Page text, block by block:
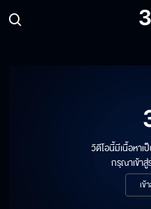
วิดีโอนี้มีเนื้อหา
กรุณาเข้า
เข้